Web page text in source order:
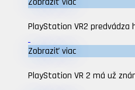
PlayStation VR2
Zobraziť viac
PlayStation VR 2 má už